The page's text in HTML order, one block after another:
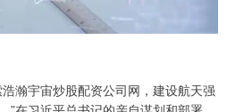
瀚宇宙炒股配资公司网，建设航天强